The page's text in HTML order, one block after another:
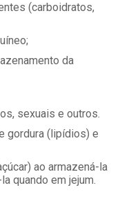
(carboidratos,
da
sexuais e outros.
gordura (lipídios) e
ao armazená-la
quando em jejum.